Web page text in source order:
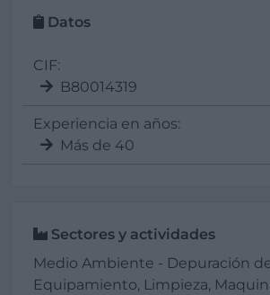
Datos
CIF:
B80014319
Experiencia en años:
Más de 40
Sectores y actividades
Medio Ambiente - Depuración
Equipamiento, Limpieza,